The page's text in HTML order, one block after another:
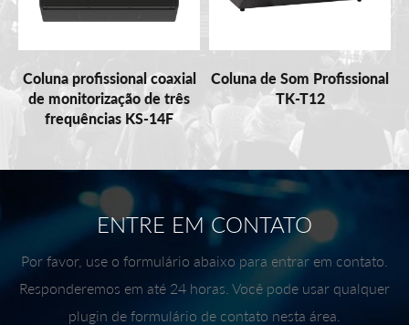
Coluna profissional coaxial
de monitorização de três
frequências KS-14F
Coluna de Som Profissional
TK-T12
ENTRE EM CONTATO
Por favor, use o formulário abaixo para entrar em contato.
Responderemos em até 24 horas. Você pode usar qualquer
plugin de formulário de contato nesta área.